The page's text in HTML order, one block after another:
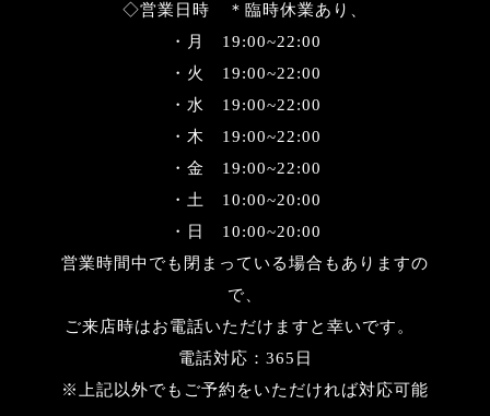
◇営業日時 ＊臨時休業あり、
・月 19:00~22:00
・火 19:00~22:00
・水 19:00~22:00
・木 19:00~22:00
・金 19:00~22:00
・土 10:00~20:00
・日 10:00~20:00
営業時間中でも閉まっている場合もありますの
で、
ご来店時はお電話いただけますと幸いです。
電話対応：365日
※上記以外でもご予約をいただければ対応可能